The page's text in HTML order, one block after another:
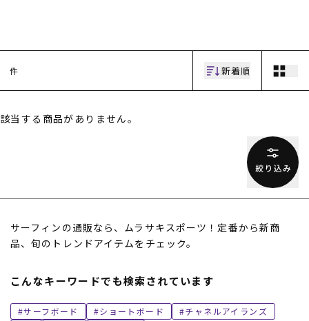
ブランド一覧
ー
お問い合わせ
ニュース
件 新着順
該当する商品がありません。
サーフィンの通販なら、ムラサキスポーツ！定番から新商
品、旬のトレンドアイテムをチェック。
こんなキーワードでも検索されています
サーフボード ショートボード
チャネルアイランズ